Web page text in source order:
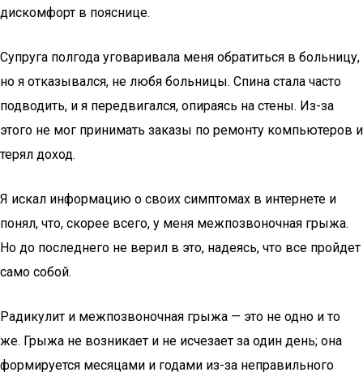
дискомфорт в пояснице.
Супруга полгода уговаривала меня обратиться в больницу,
но я отказывался, не любя больницы. Спина стала часто
подводить, и я передвигался, опираясь на стены. Из-за
этого не мог принимать заказы по ремонту компьютеров и
терял доход.
Я искал информацию о своих симптомах в интернете и
понял, что, скорее всего, у меня межпозвоночная грыжа.
Но до последнего не верил в это, надеясь, что все пройдет
само собой.
Радикулит и межпозвоночная грыжа — это не одно и то
же. Грыжа не возникает и не исчезает за один день; она
формируется месяцами и годами из-за неправильного